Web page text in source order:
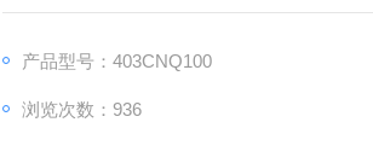
产品型号：403CNQ100
浏览次数：936